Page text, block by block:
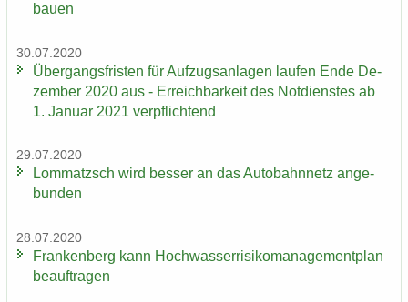
bauen
30.07.2020
Über­gangs­fris­ten für Auf­zugs­an­la­gen lau­fen Ende De­
zem­ber 2020 aus - Er­reich­bar­keit des Not­diens­tes ab
1. Ja­nu­ar 2021 ver­pflich­tend
29.07.2020
Lom­matzsch wird bes­ser an das Au­to­bahn­netz an­ge­
bun­den
28.07.2020
Fran­ken­berg kann Hoch­was­ser­ri­si­ko­ma­nage­ment­plan
be­auf­tra­gen